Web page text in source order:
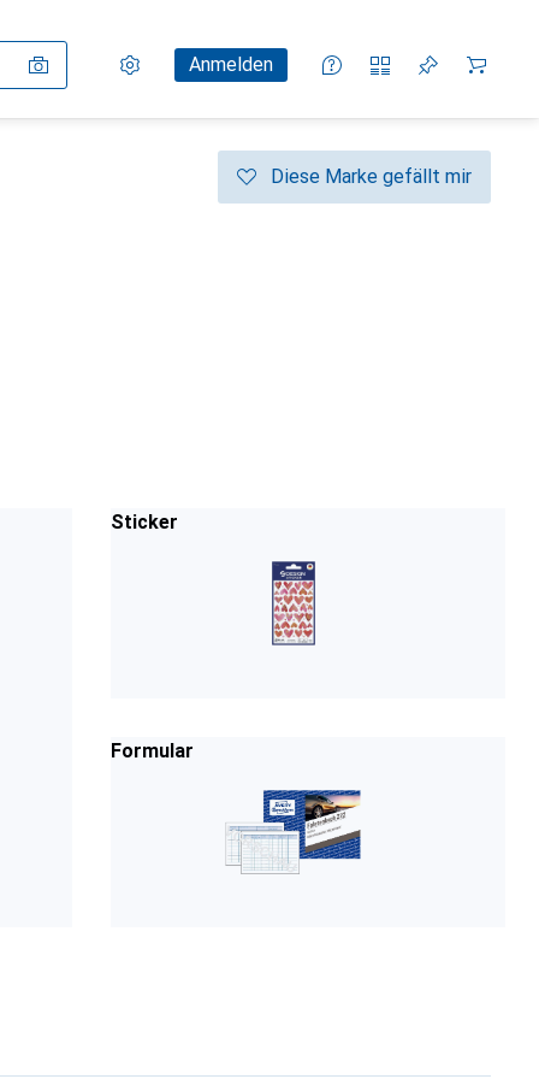
Einstellungen
KundenkontoAnmelden
Vergleichslisten
Merklisten
Warenkorb
Diese Marke gefällt mir
Sticker
Formular